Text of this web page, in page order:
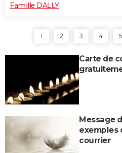
Famille DALLY
1 2 3 4 5
Carte de
Message
exemples
courrier